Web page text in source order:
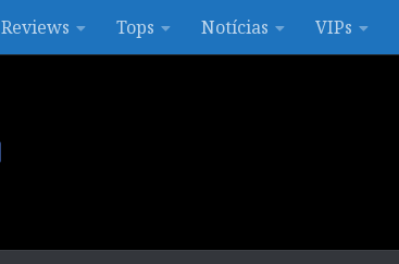
Reviews Tops Notícias VIPs